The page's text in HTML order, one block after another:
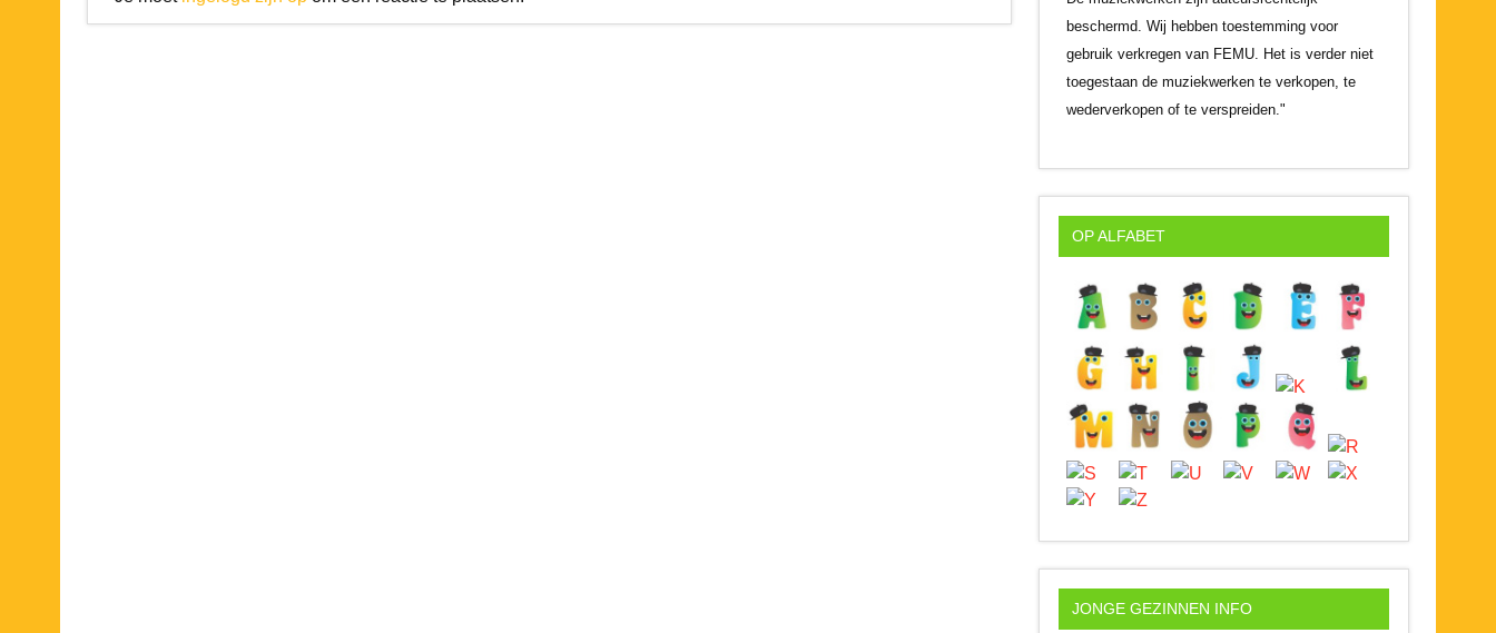
beschermd. Wij hebben toestemming voor
gebruik verkregen van FEMU. Het is verder niet
toegestaan de muziekwerken te verkopen, te
wederverkopen of te verspreiden."
OP ALFABET
JONGE GEZINNEN INFO